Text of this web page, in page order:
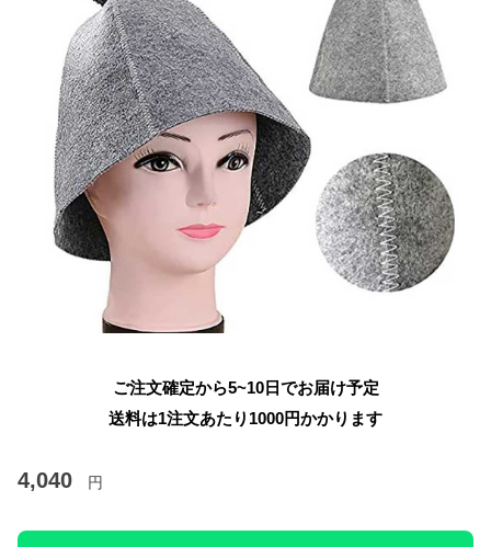
ご注文確定から5~10日でお届け予定
送料は1注文あたり 1000円かかります
4,040 円